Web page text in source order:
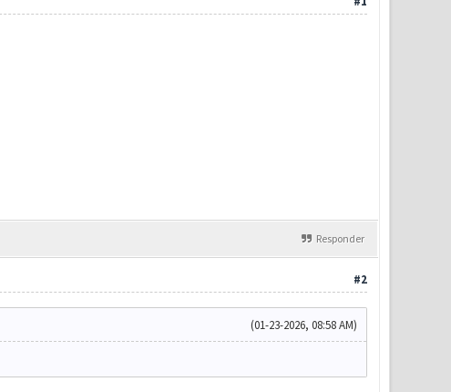
Responder
#2
(01-23-2026, 08:58 AM)